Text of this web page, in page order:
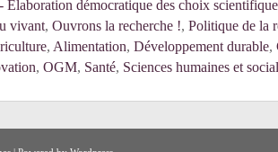
Élaboration démocratique des choix
vivant, Ouvrons la recherche !, Politique de la
, Alimentation, Développement durable,
, OGM, Santé, Sciences humaines et